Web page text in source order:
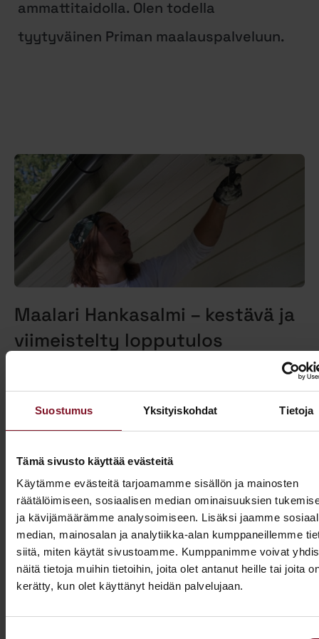
Suostumus Yksityiskohdat Tietoja
Tämä sivusto käyttää evästeitä
Käytämme evästeitä tarjoamamme sisällön ja mainosten
räätälöimiseen, sosiaalisen median ominaisuuksien
ja kävijämäärämme analysoimiseen. Lisäksi jaamme
median, mainosalan ja analytiikka-alan kumppaneillemme
siitä, miten käytät sivustoamme. Kumppanimme voivat
näitä tietoja muihin tietoihin, joita olet antanut heille tai joita
kerätty, kun olet käyttänyt heidän palvelujaan.
ammattitaidolla. Olen todella
tyytyväinen Priman maalauspalveluun.
Maalari Hankasalmi – kestävä ja
viimeistelty lopputulos
pohjatyöllä, joka sisältää tarvittaessa homepesun ja
vanhan maalin poiston. Näin varmistamme, että
maalipinta tarttuu kunnolla ja kestää pitkään.
valitsemallasi värillä jopa kahteen kertaan. Tällöin
Teemme talon maalaukset pelkästään pensselillä ja
käsin maalaten. Näin saamme tasaisen ja viimeistellyn
pinnan.
Pensselillä saadaan ruiskumaalausta tarkempi,
peittävämpi ja kestävämpi jälki. Siksi luotamme
ainoastaan tähän perinteiseen työtapaan. Kun talon
pysyy maalipinta paremmin puhtaana ja säilyttää